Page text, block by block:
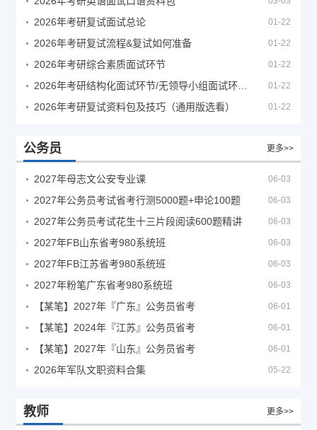
2026年考研复试面试总论 01-22
2026年考研复试流程&复试如何准备 01-22
2026年考研综合素质面试环节 01-22
01-22
2026年考研复试资料包及技巧（通用版选看） 01-22
公务员 更多>>
2027年母志文公安专业课 06-03
2027年公务员考试省考行测5000题+申论100题 06-03
2027年公务员考试花生十三片段阅读600题精讲 06-03
2027年FB山东省考980系统班 06-03
2027年FB江苏省考980系统班 06-03
2027年粉笔广东省考980系统班 06-03
【某笔】2027年『广东』公务员省考 06-01
【某笔】2024年『江苏』公务员省考 06-01
【某笔】2027年『山东』公务员省考 06-01
2026年军队文职资料合集 05-22
教师 更多>>